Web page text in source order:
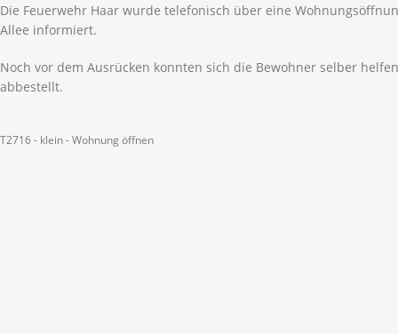
Die Feuerwehr Haar wurde telefonisch über eine
Allee informiert.
Noch vor dem Ausrücken konnten sich die Bewohner selber
abbestellt.
T2716 - klein - Wohnung öffnen